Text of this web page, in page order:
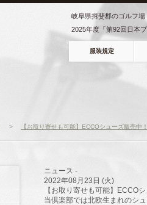
岐阜県揖斐郡のゴルフ
2025年度「第92回日本
服装規定
> 【お取り寄せも可能】ECCOシューズ販売中！
ニュース -
2022年08月23日 (火)
【お取り寄せも可能】ECCO
当倶楽部では北欧生まれのシ